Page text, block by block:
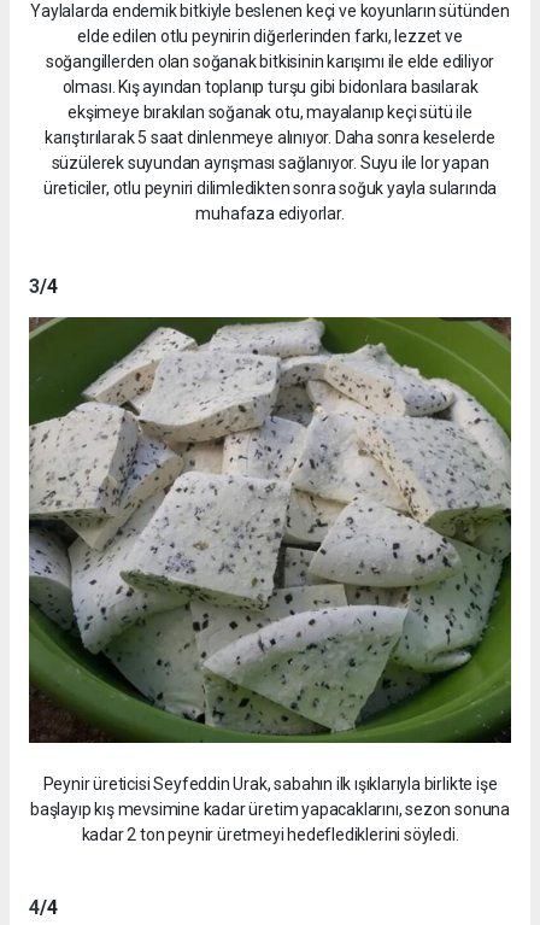
Yaylalarda endemik bitkiyle beslenen keçi ve koyunların sütünden
elde edilen otlu peynirin diğerlerinden farkı, lezzet ve
soğangillerden olan soğanak bitkisinin karışımı ile elde ediliyor
olması. Kış ayından toplanıp turşu gibi bidonlara basılarak
ekşimeye bırakılan soğanak otu, mayalanıp keçi sütü ile
karıştırılarak 5 saat dinlenmeye alınıyor. Daha sonra keselerde
süzülerek suyundan ayrışması sağlanıyor. Suyu ile lor yapan
üreticiler, otlu peyniri dilimledikten sonra soğuk yayla sularında
muhafaza ediyorlar.
3/4
Peynir üreticisi Seyfeddin Urak, sabahın ilk ışıklarıyla birlikte işe
başlayıp kış mevsimine kadar üretim yapacaklarını, sezon sonuna
kadar 2 ton peynir üretmeyi hedeflediklerini söyledi.
4/4